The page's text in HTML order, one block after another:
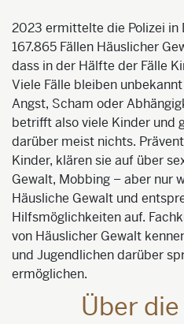
2023 ermittelte die Polizei in
167.865 Fällen Häuslicher
dass in der Hälfte der Fälle
Viele Fälle bleiben
Angst, Scham oder
betrifft also viele Kinder und
darüber meist nichts.
Kinder, klären sie auf über
Gewalt, Mobbing – aber nur
Häusliche Gewalt und
Hilfsmöglichkeiten auf.
von Häuslicher Gewalt
und Jugendlichen darüber
ermöglichen.
Über